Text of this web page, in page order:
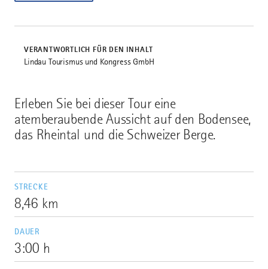
Erleben Sie bei dieser Tour eine
atemberaubende Aussicht auf den Bodensee,
das Rheintal und die Schweizer Berge.
STRECKE
8,46 km
DAUER
3:00 h
VERANTWORTLICH FÜR DEN INHALT
Lindau Tourismus und Kongress GmbH